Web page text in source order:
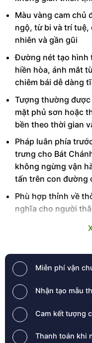
Màu vàng cam chủ
ngộ, từ bi và trí tuệ,
nhiên và gần gũi
Đường nét tạo hình
hiền hòa, ánh mắt
chiêm bái dễ dàng
Tượng thường
mặt phủ sơn hoặc
bền theo thời gian
Pháp luân phía
trưng cho Bát
không ngừng vận
tấn trên con đường
Phù hợp thỉnh về
nghĩa cho người
sẽ, hướng nhìn
và giữ tâm thanh
với Tam Bảo
Tượng Bổn Sư
chỉ là một pho tượng
mỗi người sống
Miễn phí vận
Nhận tạo mẫu
Cam kết tượng
Thanh toán khi